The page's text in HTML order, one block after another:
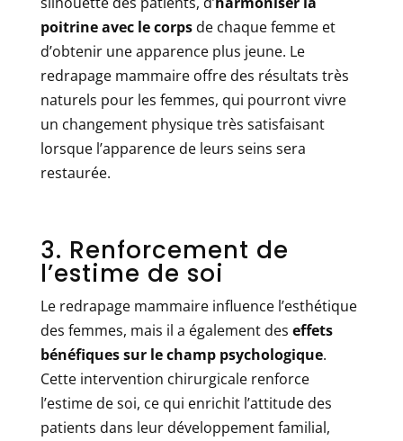
poitrine avec le corpsde chaque femme et
d’obtenir une apparence plus jeune. Le
redrapage mammaire offre des résultats très
naturels pour les femmes, qui pourront vivre
un changement physique très satisfaisant
lorsque l’apparence de leurs seins sera
restaurée.
3. Renforcement de
l’estime de soi
Le redrapage mammaire influence l’esthétique
des femmes, mais il a également des effets
bénéfiques sur le champ psychologique.
Cette intervention chirurgicale renforce
l’estime de soi, ce qui enrichit l’attitude des
patients dans leur développement familial,